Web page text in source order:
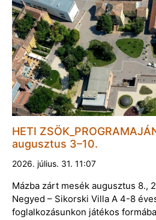
HETI
augusztus 3–10.
2026. július. 31. 11:07
Mázba zárt mesék augusztus 8.,
Negyed – Sikorski Villa A 4-8
foglalkozásunkon játékos